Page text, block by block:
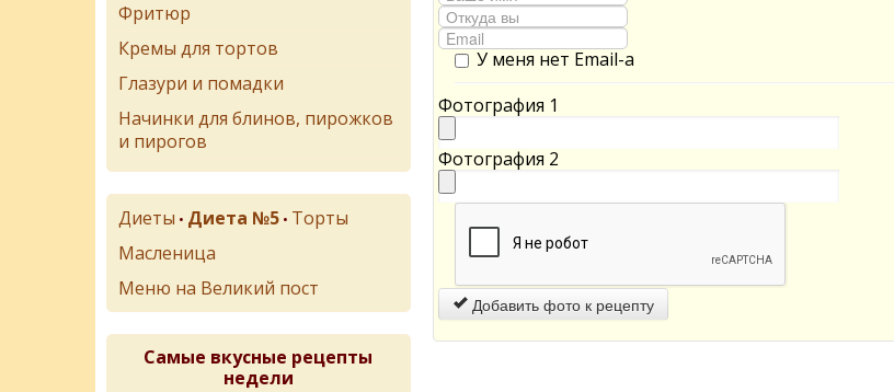
У меня нет Email-а
Фотография 1
Фотография 2
Добавить фото к рецепту
Фритюр
Кремы для тортов
Глазури и помадки
Начинки для блинов, пирожков
и пирогов
Диеты • Диета №5 • Торты
Масленица
Меню на Великий пост
Самые вкусные рецепты
недели